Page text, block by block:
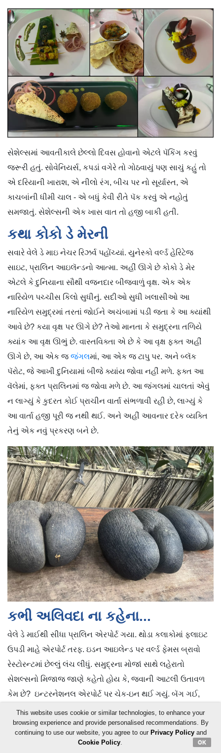
સેશેલ્સમાં આવતીકાલે છેલ્લો દિવસ હોવાનો એટલે પૅકિંગ કરવું
જરૂરી હતું. સોવેનિયર્સ, કપડાં વગેરે તો ગોઠવાયું પણ સાચું કહું તો
એ દરિયાની ખારાશ, એ નીલો રંગ, બીચ પર નો સૂર્યાસ્ત, એ
કાચબાંની ધીમી ચાલ - એ બધું કેવી રીતે પૅક કરવું એ નહોતું
સમજાતું. સેશેલ્સની એક ખાસ વાત તો હજી બાકી હતી.
કથા કોકો ડે મેરની
સવારે વેલે ડે માઇ નેચર રિઝર્વ પહોંચ્યાં. યુનેસ્કો વર્લ્ડ હેરિટેજ
સાઇટ, પ્રાલિન આઇલૅન્ડનો આત્મા. અહીં ઊગે છે કોકો ડે મેર
એટલે કે દુનિયાના સૌથી વજનદાર બીજવાળું વૃક્ષ. એક એક
નારિયેળ પચ્ચીસ કિલો સુધીનું. સદીઓ સુધી ખલાસીઓ આ
નારિયેળ સમુદ્રમાં તરતાં જોઈને અચંબામાં પડી જતા કે આ ક્યાંથી
આવે છે? કયા વૃક્ષ પર ઊગે છે? તેઓ માનતા કે સમુદ્રના તળિયે
ક્યાંક આ વૃક્ષ ઊભું છે. વાસ્તવિક્તા એ છે કે આ વૃક્ષ ફક્ત અહીં
ઊગે છે, આ એક જ જંગલમાં, આ એક જ ટાપુ પર. અને બ્લૅક
પૅરોટ, જે આખી દુનિયામાં બીજે ક્યાંય જોવા નહીં મળે. ફક્ત આ
વૅલેમાં, ફક્ત પ્રાલિનમાં જ જોવા મળે છે. આ જંગલમાં ચાલતાં એવું
ન લાગ્યું કે કુદરત કોઈ પ્રાચીન વાર્તા સંભળાવી રહી છે, લાગ્યું કે
આ વાર્તા હજી પૂરી જ નથી થઈ. અને અહીં આવનાર દરેક વ્યક્તિ
તેનું એક નવું પ્રકરણ બને છે.
કભી અલિવદા ના કહેના...
વેલે ડે માઈથી સીધા પ્રાલિન એરપોર્ટ ગયા. થોડા કલાકોમાં ફ્લાઇટ
ઉપડી માહે એરપોર્ટ તરફ. ઇડન આઇલેન્ડ પર વર્લ્ડ ફેમસ બ્રાવો
રેસ્ટોરન્ટમાં છેલ્લું લંચ લીધું. સમુદ્રના મોજાં સાથે લહેરાતો
સેશલ્સનો મિજાજ જાણે કહેતો હોય કે, જવાની આટલી ઉતાવળ
કેમ છે? ઇન્ટરનેશનલ એરપોર્ટ પર ચેક-ઇન થઈ ગયું. બૅગ ગઈ,
બૉર્ડિંગ પાસ આવ્યો. હવે ફક્ત રાહ. બારીની બહાર એ જ નજારો
હતો, ચારેતરફ પાણી, વચ્ચે રનવે. આવતી વખતે આ દૃશ્ય જોઈને
અચંબો થયો હતો. જતી વખતે એ જ દૃશ્ય જોઈને ગળું ભરાઈ
This website uses cookie or similar technologies, to enhance your
browsing experience and provide personalised recommendations. By
continuing to use our website, you agree to our Privacy Policyand
Cookie Policy. OK